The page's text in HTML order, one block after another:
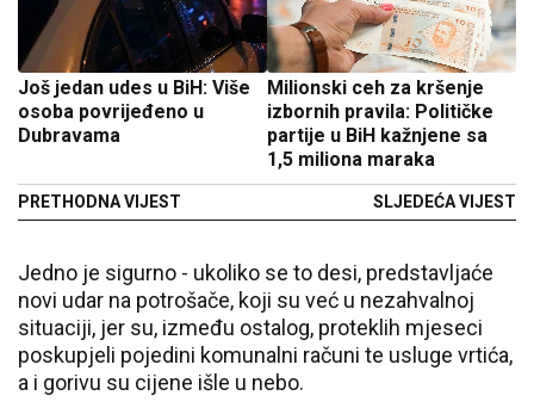
Još jedan udes u BiH: Više
osoba povrijeđeno u
Dubravama
PRETHODNA VIJEST
Milionski ceh za kršenje
izbornih pravila: Političke
partije u BiH kažnjene sa
1,5 miliona maraka
SLJEDEĆA VIJEST
Jedno je sigurno - ukoliko se to desi, predstavljaće
novi udar na potrošače, koji su već u nezahvalnoj
situaciji, jer su, između ostalog, proteklih mjeseci
poskupjeli pojedini komunalni računi te usluge vrtića,
a i gorivu su cijene išle u nebo.